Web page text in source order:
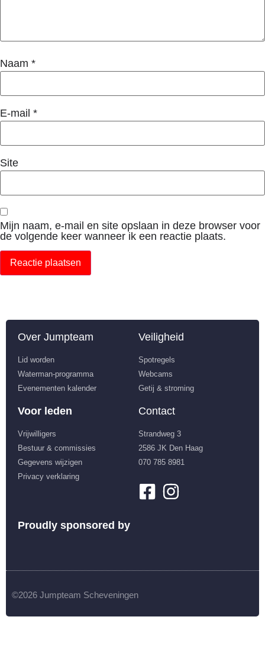
Naam *
E-mail *
Site
Mijn naam, e-mail en site opslaan in deze browser voor
de volgende keer wanneer ik een reactie plaats.
Over Jumpteam
Lid worden
Waterman-programma
Evenementen kalender
Veiligheid
Spotregels
Webcams
Getij & stroming
Voor leden
Vrijwilligers
Bestuur & commissies
Gegevens wijzigen
Privacy verklaring
Contact
Strandweg 3
2586 JK Den Haag
070 785 8981
Proudly sponsored by
©2026 Jumpteam Scheveningen